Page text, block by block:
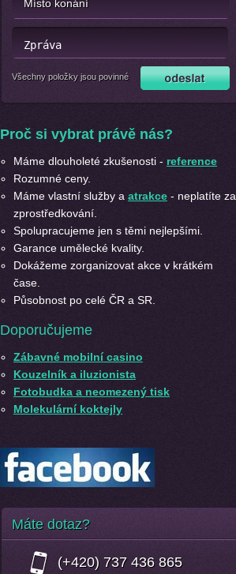
Všechny položky jsou povinné
Proč si vybrat právě nás?
Máme dlouholeté zkušenosti - reference
Rozumné ceny.
Máme vlastní služby a atrakce - neplatíte za
zprostředkování.
Spolupracujeme jen s těmi nejlepšími.
Garance umělecké kvality.
Dokážeme zorganizovat akce v krátkém
čase.
Působnost po celé ČR a SR.
Doporučujeme
Zábavné mobilní casino
Kouzelník a iluzionista
Fotobudka a neomezený tisk
Molekulární koktejly
Máte dotaz?
(+420) 737 436 865